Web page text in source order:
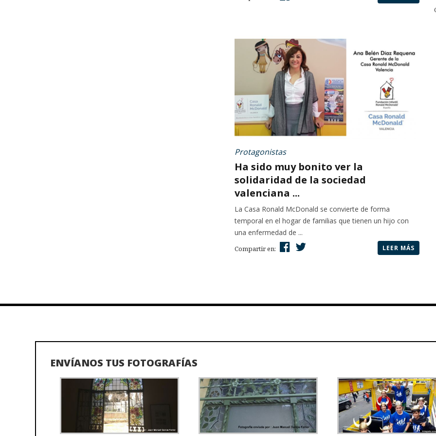
Protagonistas
Ha sido muy bonito ver la
solidaridad de la sociedad
valenciana ...
La Casa Ronald McDonald se convierte de forma
temporal en el hogar de familias que tienen un hijo con
una enfermedad de ...
Compartir en: LEER MÁS
ENVÍANOS TUS FOTOGRAFÍAS